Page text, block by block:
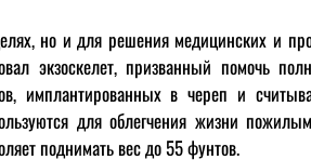
но и для решения медицинских и
экзоскелет, призванный помочь
имплантированных в череп и
для облегчения жизни
поднимать вес до 55 фунтов.